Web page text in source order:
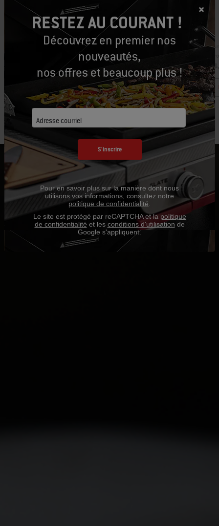
Brosse à barbecue - 12 po, en bambou
14,99 $ CA
RESTEZ AU COURANT !
Découvrez en premier nos
nouveautés,
nos offres et beaucoup plus !
Adresse courriel
S'inscrire
Pour en savoir plus sur la manière dont nous
utilisons vos informations, consultez notre
politique de confidentialité
Le site est protégé par reCAPTCHA et lapolitique
de confidentialité et les conditions d'utilisation de
Google s'appliquent.